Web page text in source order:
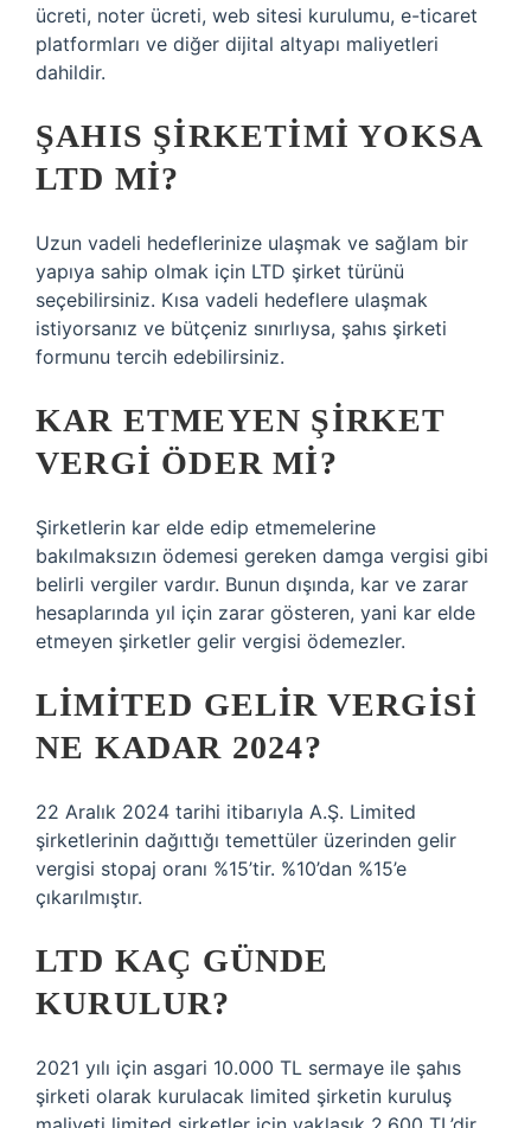
ücreti, noter ücreti, web sitesi kurulumu, e-ticaret
platformları ve diğer dijital altyapı maliyetleri
dahildir.
ŞAHIS ŞIRKETIMI YOKSA
LTD MI?
Uzun vadeli hedeflerinize ulaşmak ve sağlam bir
yapıya sahip olmak için LTD şirket türünü
seçebilirsiniz. Kısa vadeli hedeflere ulaşmak
istiyorsanız ve bütçeniz sınırlıysa, şahıs şirketi
formunu tercih edebilirsiniz.
KAR ETMEYEN ŞIRKET
VERGI ÖDER MI?
Şirketlerin kar elde edip etmemelerine
bakılmaksızın ödemesi gereken damga vergisi gibi
belirli vergiler vardır. Bunun dışında, kar ve zarar
hesaplarında yıl için zarar gösteren, yani kar elde
etmeyen şirketler gelir vergisi ödemezler.
LIMITED GELIR VERGISI
NE KADAR 2024?
22 Aralık 2024 tarihi itibarıyla A.Ş. Limited
şirketlerinin dağıttığı temettüler üzerinden gelir
vergisi stopaj oranı %15’tir. %10’dan %15’e
çıkarılmıştır.
LTD KAÇ GÜNDE
KURULUR?
2021 yılı için asgari 10.000 TL sermaye ile şahıs
şirketi olarak kurulacak limited şirketin kuruluş